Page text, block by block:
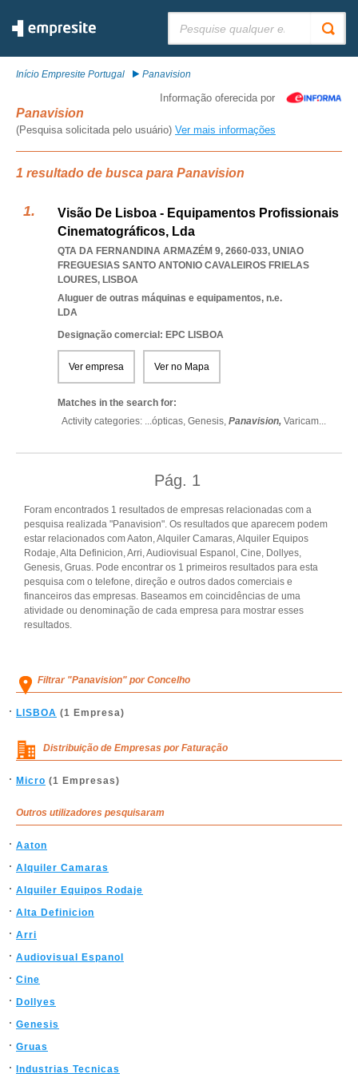
Início Empresite Portugal Panavision
Informação oferecida por
Panavision
(Pesquisa solicitada pelo usuário) Ver mais informações
1 resultado de busca para Panavision
Visão De Lisboa - Equipamentos Profissionais
Cinematográficos, Lda
QTA DA FERNANDINA ARMAZÉM 9, 2660-033, UNIAO
FREGUESIAS SANTO ANTONIO CAVALEIROS FRIELAS
LOURES, LISBOA
Aluguer de outras máquinas e equipamentos, n.e.
LDA
Designação comercial: EPC LISBOA
Ver empresa Ver no Mapa
Matches in the search for:
Activity categories: ...ópticas, Genesis, Panavision, Varicam...
Pág. 1
Foram encontrados 1 resultados de empresas relacionadas com a
pesquisa realizada "Panavision". Os resultados que aparecem podem
estar relacionados com Aaton, Alquiler Camaras, Alquiler Equipos
Rodaje, Alta Definicion, Arri, Audiovisual Espanol, Cine, Dollyes,
Genesis, Gruas. Pode encontrar os 1 primeiros resultados para esta
pesquisa com o telefone, direção e outros dados comerciais e
financeiros das empresas. Baseamos em coincidências de uma
atividade ou denominação de cada empresa para mostrar esses
resultados.
Filtrar "Panavision" por Concelho
LISBOA (1 Empresa)
Distribuição de Empresas por Faturação
Micro (1 Empresas)
Outros utilizadores pesquisaram
Aaton
Alquiler Camaras
Alquiler Equipos Rodaje
Alta Definicion
Arri
Audiovisual Espanol
Cine
Dollyes
Genesis
Gruas
Industrias Tecnicas